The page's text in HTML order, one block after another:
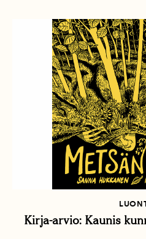
Kirja-arvio: Kaunis